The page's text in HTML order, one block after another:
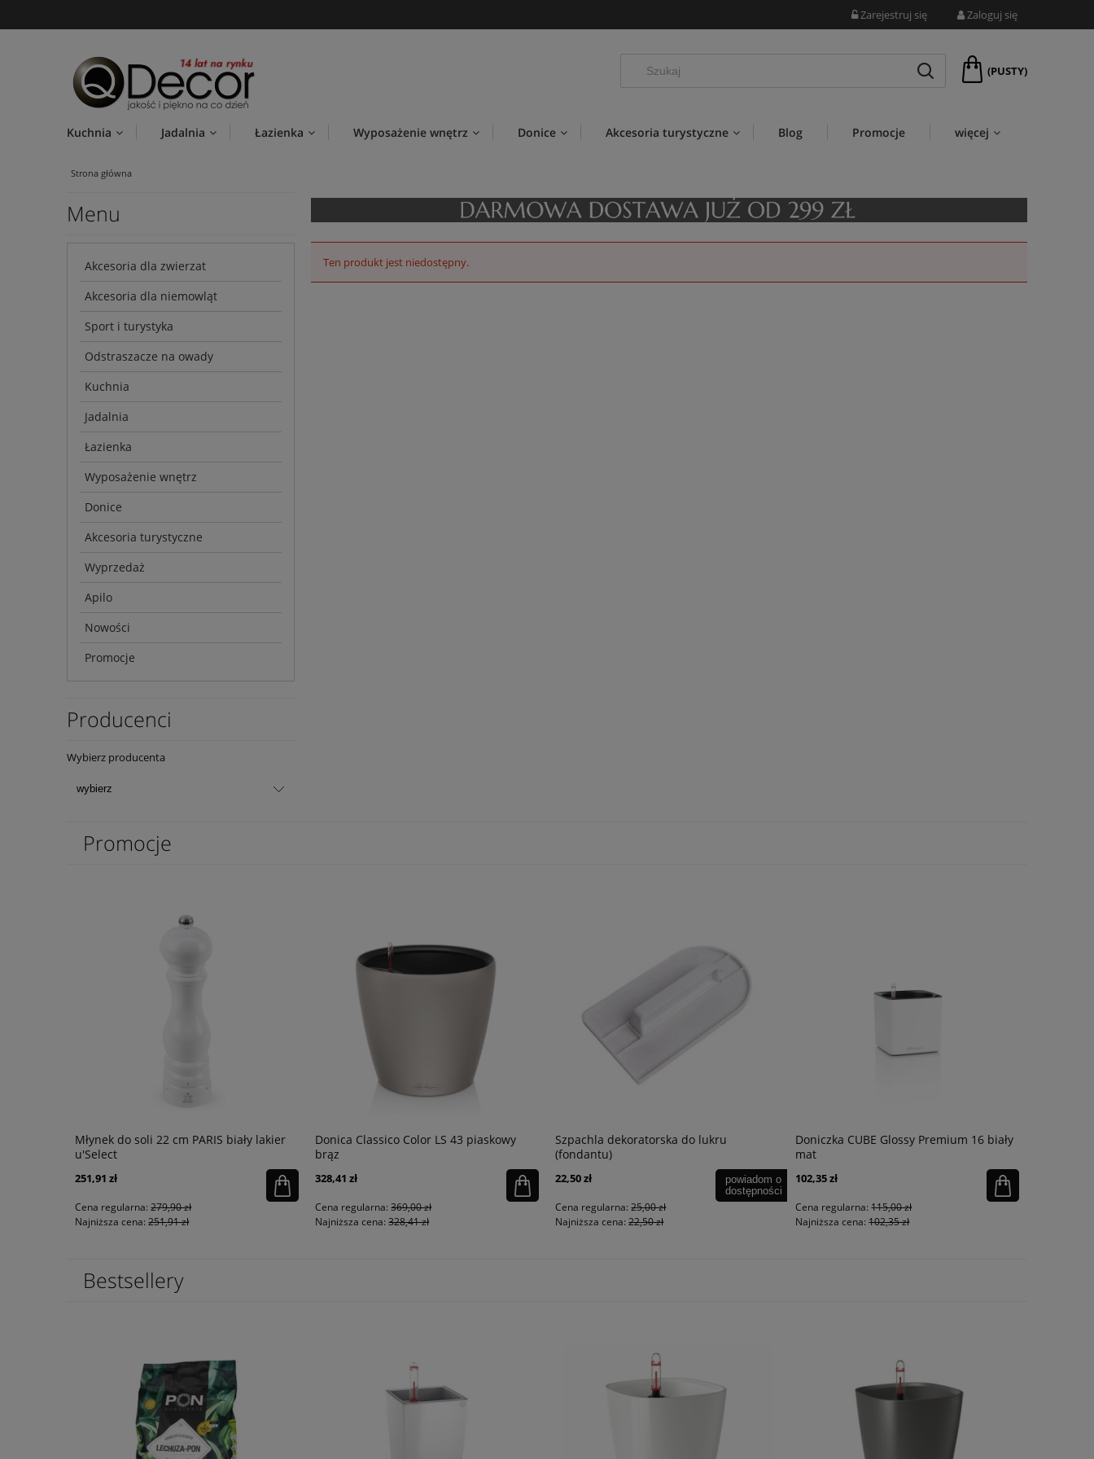
Zarejestruj się Zaloguj się
(PUSTY)
Kuchnia Jadalnia Łazienka Wyposażenie wnętrz Donice Akcesoria turystyczne Blog Promocje więcej
Strona główna
Menu
Akcesoria dla zwierzat
Akcesoria dla niemowląt
Sport i turystyka
Odstraszacze na owady
Kuchnia
Jadalnia
Łazienka
Wyposażenie wnętrz
Donice
Akcesoria turystyczne
Wyprzedaż
Apilo
Nowości
Promocje
Producenci
Wybierz producenta
Ten produkt jest niedostępny.
Promocje
Młynek do soli 22 cm PARIS biały lakier
u'Select
251,91 zł
Cena regularna: 279,90 zł
Najniższa cena: 251,91 zł
Donica Classico Color LS 43 piaskowy
brąz
328,41 zł
Cena regularna: 369,00 zł
Najniższa cena: 328,41 zł
Szpachla dekoratorska do lukru
(fondantu)
22,50 zł
Cena regularna: 25,00 zł
Najniższa cena: 22,50 zł
powiadom o
dostępności
Doniczka CUBE Glossy Premium 16 biały
mat
102,35 zł
Cena regularna: 115,00 zł
Najniższa cena: 102,35 zł
Bestsellery